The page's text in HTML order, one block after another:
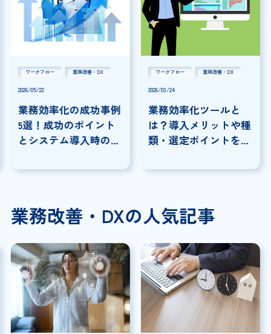
ワークフロー 業務改善・DX
2026/05/22
業務効率化の成功事例
5選！成功のポイント
とシステム導入時の注
ワークフロー 業務改善・DX
2026/03/24
業務効率化ツールと
は？導入メリットや種
類・選定ポイントを解
業務改善・DXの人気記事